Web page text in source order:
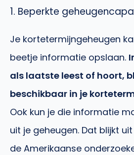
1. Beperkte
Je kortetermijngeheugen
beetje informatie opslaan.
als laatste leest of hoort,
beschikbaar in je
Ook kun je die informatie
uit je geheugen. Dat blijkt
de Amerikaanse